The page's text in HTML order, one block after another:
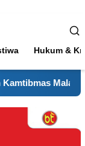
Hukum &
Hari